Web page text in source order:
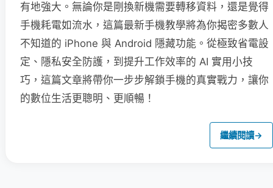
有地強大。無論你是剛換新機需要轉移資料，還是覺得
手機耗電如流水，這篇最新手機教學將為你揭密多數人
不知道的 iPhone 與 Android 隱藏功能。從極致省電設
定、隱私安全防護，到提升工作效率的 AI 實用小技
巧，這篇文章將帶你一步步解鎖手機的真實戰力，讓你
的數位生活更聰明、更順暢！
繼續閱讀→